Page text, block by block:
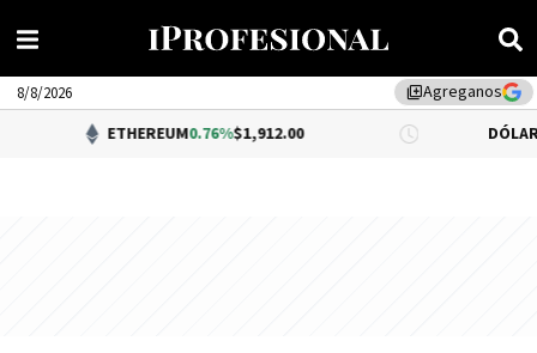
library_addAgreganos
8/8/2026
ETHEREUM0.76%$1,912.00 DÓLAR BNA 0.34%